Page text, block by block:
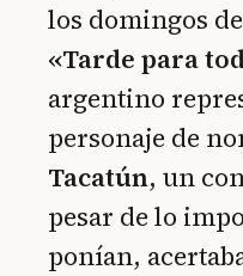
los domingos
«Tarde para
argentino
personaje de
Tacatún, un
pesar de lo
ponían,